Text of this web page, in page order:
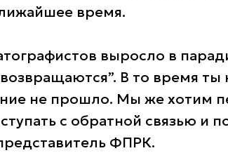
время.
выросло в
В то время ты
не прошло. Мы же хотим
с обратной связью и
ФПРК.